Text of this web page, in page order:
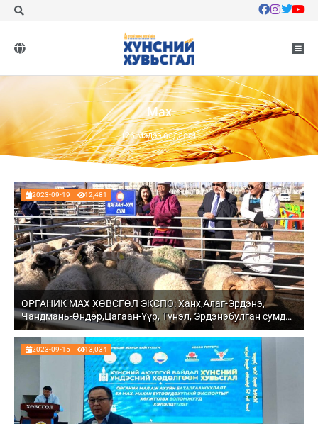
Мах
(26 мэдээ олдлоо)
2023-09-19 12,481
ОРГАНИК МАХ ХӨВСГӨЛ ЭКСПО: Ханх,Алаг-Эрдэнэ,
Чандмань-Өндөр,Цагаан-Үүр, Түнэл, Эрдэнэбулган сумд
эрүүл бүсээр тогтоогдсон
2023-09-15 13,034